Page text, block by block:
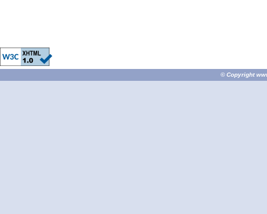
© Copyright